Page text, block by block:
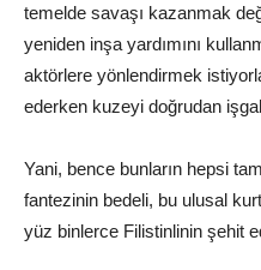
temelde savaşı kazanmak
yeniden inşa yardımını
aktörlere yönlendirmek
ederken kuzeyi doğrudan
Yani, bence bunların hepsi
fantezinin bedeli, bu ulusal
yüz binlerce Filistinlinin şehit